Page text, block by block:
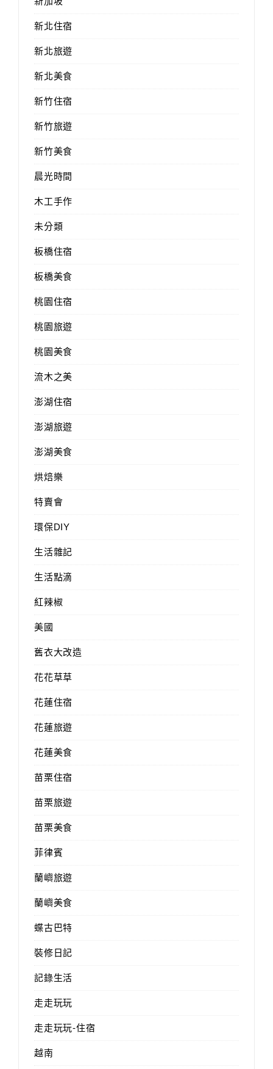
新北住宿
新北旅遊
新北美食
新竹住宿
新竹旅遊
新竹美食
晨光時間
木工手作
未分類
板橋住宿
板橋美食
桃園住宿
桃園旅遊
桃園美食
流木之美
澎湖住宿
澎湖旅遊
澎湖美食
烘焙樂
特賣會
環保DIY
生活雜記
生活點滴
紅辣椒
美國
舊衣大改造
花花草草
花蓮住宿
花蓮旅遊
花蓮美食
苗栗住宿
苗栗旅遊
苗栗美食
菲律賓
蘭嶼旅遊
蘭嶼美食
蝶古巴特
裝修日記
記錄生活
走走玩玩
走走玩玩-住宿
越南